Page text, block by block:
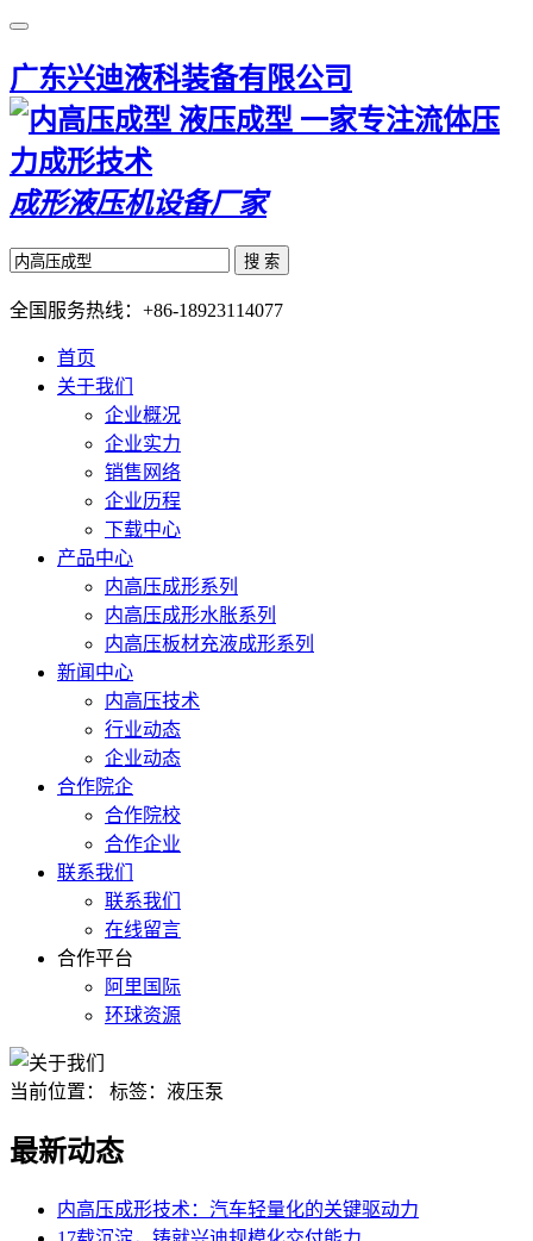
广东兴迪液科装备有限公司
一家专注流体压
力成形技术
成形液压机设备厂家
搜 索
全国服务热线： +86-18923114077
首页
关于我们
企业概况
企业实力
销售网络
企业历程
下载中心
产品中心
内高压成形系列
内高压成形水胀系列
内高压板材充液成形系列
新闻中心
内高压技术
行业动态
企业动态
合作院企
合作院校
合作企业
联系我们
联系我们
在线留言
合作平台
阿里国际
环球资源
当前位置： 标签：液压泵
最新动态
内高压成形技术：汽车轻量化的关键驱动力